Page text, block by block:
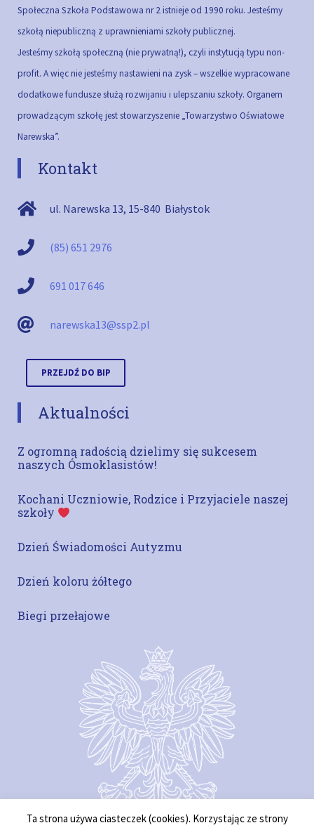
Społeczna Szkoła Podstawowa nr 2 istnieje od 1990 roku. Jesteśmy
szkołą niepubliczną z uprawnieniami szkoły publicznej.
Jesteśmy szkołą społeczną (nie prywatną!), czyli instytucją typu non-
profit. A więc nie jesteśmy nastawieni na zysk – wszelkie wypracowane
dodatkowe fundusze służą rozwijaniu i ulepszaniu szkoły. Organem
prowadzącym szkołę jest stowarzyszenie „Towarzystwo Oświatowe
Narewska”.
Kontakt
ul. Narewska 13, 15-840 Białystok
(85) 651 2976
691 017 646
narewska13@ssp2.pl
PRZEJDŹ DO BIP
Aktualności
Z ogromną radością dzielimy się sukcesem
naszych Ósmoklasistów!
Kochani Uczniowie, Rodzice i Przyjaciele naszej
szkoły
Dzień Świadomości Autyzmu
Dzień koloru żółtego
Biegi przełajowe
Ta strona używa ciasteczek (cookies). Korzystając ze strony